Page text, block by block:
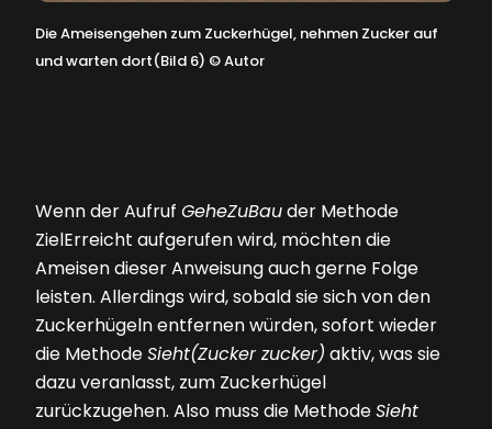
Die Ameisengehen zum Zuckerhügel, nehmen Zucker auf
und warten dort(Bild 6) ©Autor
Wenn der Aufruf GeheZuBauder Methode
ZielErreicht aufgerufen wird, möchten die
Ameisen dieser Anweisung auch gerne Folge
leisten. Allerdings wird, sobald sie sich von den
Zuckerhügeln entfernen würden, sofort wieder
die MethodeSieht(Zucker zucker) aktiv, was sie
dazu veranlasst, zum Zuckerhügel
zurückzugehen. Also muss die MethodeSieht